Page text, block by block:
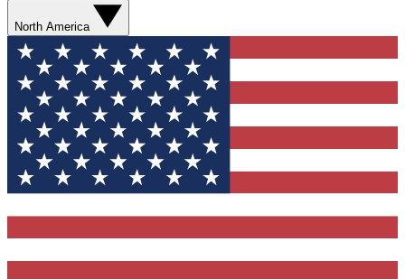
North America